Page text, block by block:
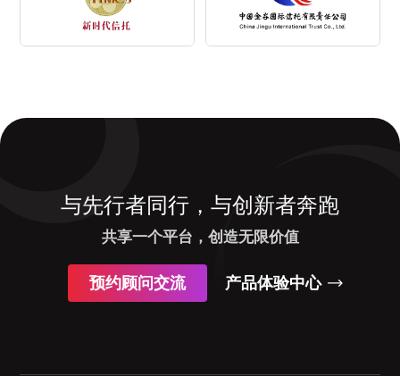
与先行者同行，与创新者奔跑
共享一个平台，创造无限价值
预约顾问交流 产品体验中心